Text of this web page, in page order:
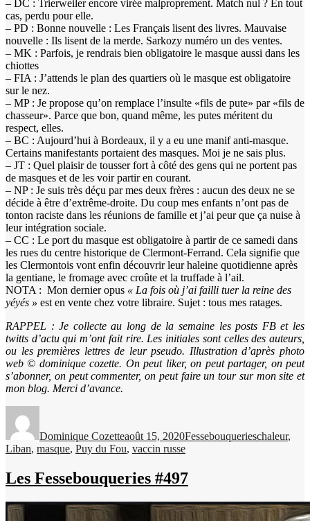
– DC : Trierweiler encore virée malproprement. Match nul ? En tout
cas, perdu pour elle.
– PD : Bonne nouvelle : Les Français lisent des livres. Mauvaise
nouvelle : Ils lisent de la merde. Sarkozy numéro un des ventes.
– MK : Parfois, je rendrais bien obligatoire le masque aussi dans les
chiottes
– FIA : J’attends le plan des quartiers où le masque est obligatoire
sur le nez.
– MP : Je propose qu’on remplace l’insulte «fils de pute» par «fils de
chasseur». Parce que bon, quand même, les putes méritent du
respect, elles.
– BC : Aujourd’hui à Bordeaux, il y a eu une manif anti-masque.
Certains manifestants portaient des masques. Moi je ne sais plus.
– JT : Quel plaisir de tousser fort à côté des gens qui ne portent pas
de masques et de les voir partir en courant.
– NP : Je suis très déçu par mes deux frères : aucun des deux ne se
décide à être d’extrême-droite. Du coup mes enfants n’ont pas de
tonton raciste dans les réunions de famille et j’ai peur que ça nuise à
leur intégration sociale.
– CC : Le port du masque est obligatoire à partir de ce samedi dans
les rues du centre historique de Clermont-Ferrand. Cela signifie que
les Clermontois vont enfin découvrir leur haleine quotidienne après
la gentiane, le fromage avec croûte et la truffade à l’ail.
NOTA : Mon dernier opus « La fois où j’ai failli tuer la reine des
yéyés » est en vente chez votre libraire. Sujet : tous mes ratages.
RAPPEL : Je collecte au long de la semaine les posts FB et les
twitts d’actu qui m’ont fait rire. Les initiales sont celles des auteurs,
ou les premières lettres de leur pseudo. Illustration d’après photo
web © dominique cozette. On peut liker, on peut partager, on peut
s’abonner, on peut commenter, on peut faire un tour sur mon site et
mon blog. Merci d’avance.
Dominique Cozetteaoût 15, 2020Fessebouquerieschaleur,
Liban, masque, Puy du Fou, vaccin russe
Les Fessebouqueries #497